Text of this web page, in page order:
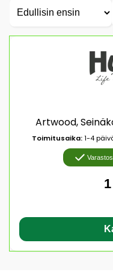
Artwood,
Toimitusaika:1-4